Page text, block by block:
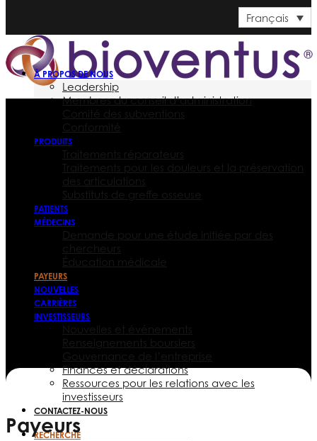
Français
À PROPOS DE NOUS
Leadership
Membres du conseil d’administration
Comité des subventions
Conformité
PRODUITS
Traitements réparateurs
Traitements pour les douleurs et la préservation
des articulations
Substituts de greffe osseuse
PATIENTS
MÉDECINS
Demande pour une étude initiée par des
chercheurs
Éducation médicale
PAYEURS
NOUVELLES
CARRIÈRES
INVESTISSEURS
Nouvelles et événements
Renseignements boursiers
Gouvernance de l’entreprise
Finances et déclarations
Ressources pour les relations avec les
investisseurs
CONTACTEZ-NOUS
RECHERCHE
Payeurs